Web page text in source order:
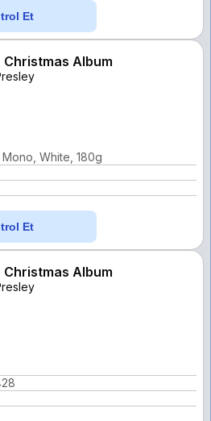
Et
Christmas Album
White, 180g
Et
Christmas Album